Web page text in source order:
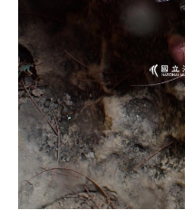
源
訊
息
發
布
詢
服